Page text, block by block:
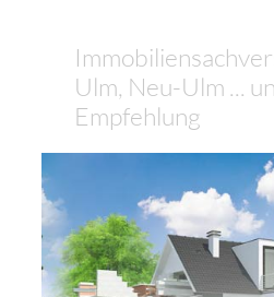
Ulm, Neu-Ulm ...
Empfehlung